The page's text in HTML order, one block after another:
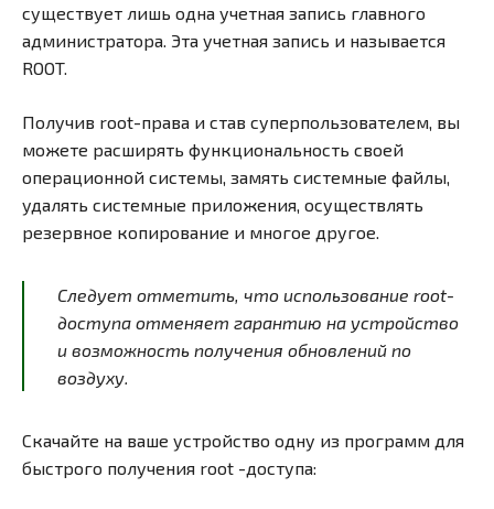
существует лишь одна учетная запись главного
администратора. Эта учетная запись и называется
ROOT.
Получив root-права и став суперпользователем, вы
можете расширять функциональность своей
операционной системы, замять системные файлы,
удалять системные приложения, осуществлять
резервное копирование и многое другое.
Следует отметить, что использование root-
доступа отменяет гарантию на устройство
и возможность получения обновлений по
воздуху.
Скачайте на ваше устройство одну из программ для
быстрого получения root -доступа: